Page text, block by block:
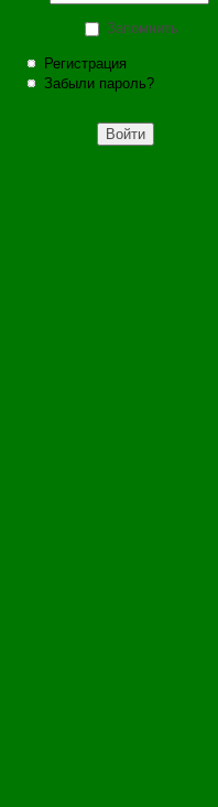
Запомнить
Регистрация
Забыли пароль?